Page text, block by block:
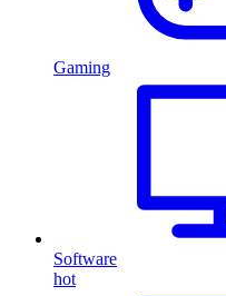
Gaming
Software
hot